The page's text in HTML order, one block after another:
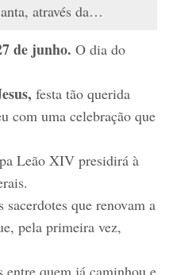
através da…
de junho. O dia do
festa tão querida
com uma celebração que
Leão XIV presidirá à
que renovam a
pela primeira vez,